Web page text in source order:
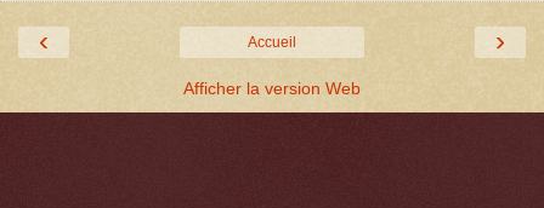
‹ ›
Accueil
Afficher la version Web